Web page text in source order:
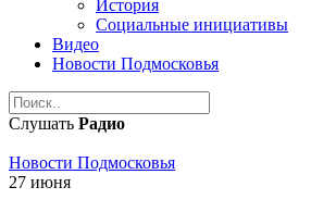
История
Социальные инициативы
Видео
Новости Подмосковья
Слушать Радио
Новости Подмосковья
27 июня